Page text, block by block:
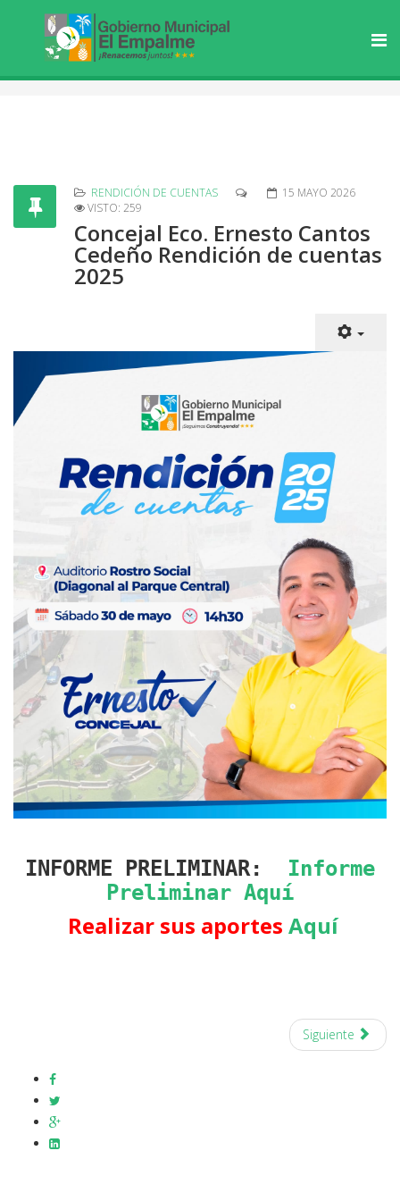
RENDICIÓN DE CUENTAS
15 MAYO 2026
VISTO: 259
Concejal Eco. Ernesto Cantos
Cedeño Rendición de cuentas
2025
INFORME PRELIMINAR:
Informe
Preliminar Aquí
Realizar sus aportes Aquí
Siguiente